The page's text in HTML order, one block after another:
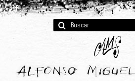
Buscar
por: